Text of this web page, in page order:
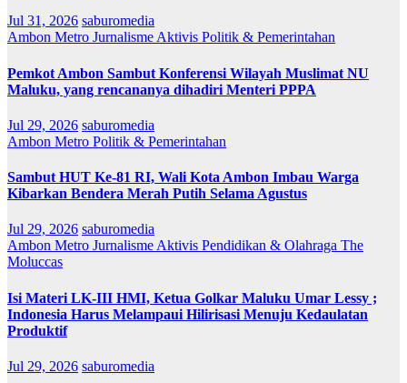
Jul 31, 2026 saburomedia
Ambon Metro Jurnalisme Aktivis Politik & Pemerintahan
Pemkot Ambon Sambut Konferensi Wilayah Muslimat NU
Maluku, yang rencananya dihadiri Menteri PPPA
Jul 29, 2026 saburomedia
Ambon Metro Politik & Pemerintahan
Sambut HUT Ke-81 RI, Wali Kota Ambon Imbau Warga
Kibarkan Bendera Merah Putih Selama Agustus
Jul 29, 2026 saburomedia
Ambon Metro Jurnalisme Aktivis Pendidikan & Olahraga The
Moluccas
Isi Materi LK-III HMI, Ketua Golkar Maluku Umar Lessy ;
Indonesia Harus Melampaui Hilirisasi Menuju Kedaulatan
Produktif
Jul 29, 2026 saburomedia